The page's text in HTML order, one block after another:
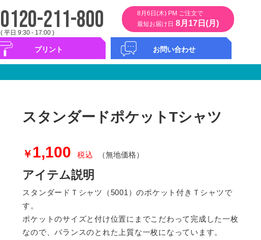
0120-211-800
( 平日 9:30 - 17:00 )
8月6日(木) PM ご注文で
最短お届け日 8月17日(月)
プリント お問い合わせ
スタンダードポケットTシャツ
￥1,100 税込 （無地価格）
アイテム説明
スタンダードＴシャツ（5001）のポケット付きＴシャツで
す。
ポケットのサイズと付け位置にまでこだわって完成した一枚
なので、バランスのとれた上質な一枚になっています。